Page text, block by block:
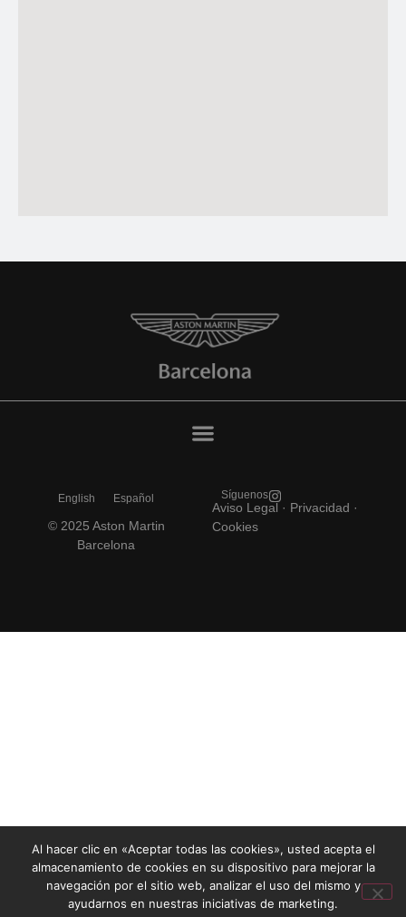
English Español
© 2025 Aston Martin
Barcelona
Síguenos
Aviso Legal · Privacidad ·
Cookies
Al hacer clic en «Aceptar todas las cookies», usted acepta el
almacenamiento de cookies en su dispositivo para mejorar la
navegación por el sitio web, analizar el uso del mismo y
ayudarnos en nuestras iniciativas de marketing.